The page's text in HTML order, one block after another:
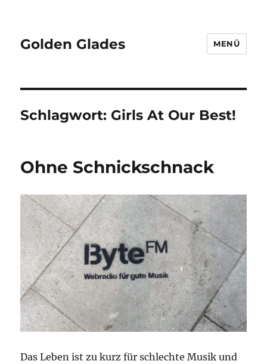
Golden Glades MENÜ
Schlagwort: Girls At Our Best!
Ohne Schnickschnack
Das Leben ist zu kurz für schlechte Musik und